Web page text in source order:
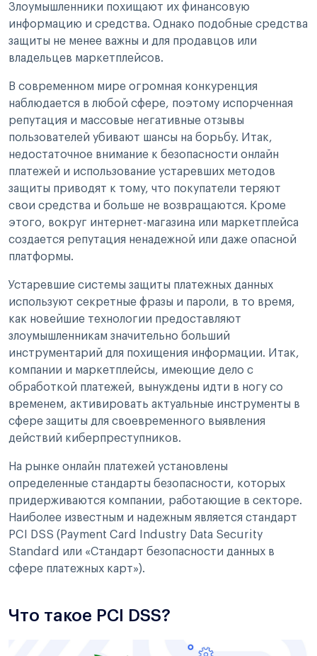
Злоумышленники похищают их финансовую
информацию и средства. Однако подобные средства
защиты не менее важны и для продавцов или
владельцев маркетплейсов.
В современном мире огромная конкуренция
наблюдается в любой сфере, поэтому испорченная
репутация и массовые негативные отзывы
пользователей убивают шансы на борьбу. Итак,
недостаточное внимание к безопасности онлайн
платежей и использование устаревших методов
защиты приводят к тому, что покупатели теряют
свои средства и больше не возвращаются. Кроме
этого, вокруг интернет-магазина или маркетплейса
создается репутация ненадежной или даже опасной
платформы.
Устаревшие системы защиты платежных данных
используют секретные фразы и пароли, в то время,
как новейшие технологии предоставляют
злоумышленникам значительно больший
инструментарий для похищения информации. Итак,
компании и маркетплейсы, имеющие дело с
обработкой платежей, вынуждены идти в ногу со
временем, активировать актуальные инструменты в
сфере защиты для своевременного выявления
действий киберпреступников.
На рынке онлайн платежей установлены
определенные стандарты безопасности, которых
придерживаются компании, работающие в секторе.
Наиболее известным и надежным является стандарт
PCI DSS (Payment Card Industry Data Security
Standard или «Стандарт безопасности данных в
сфере платежных карт»).
Что такое PCI DSS?